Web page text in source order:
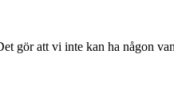
gör att vi inte kan ha någon